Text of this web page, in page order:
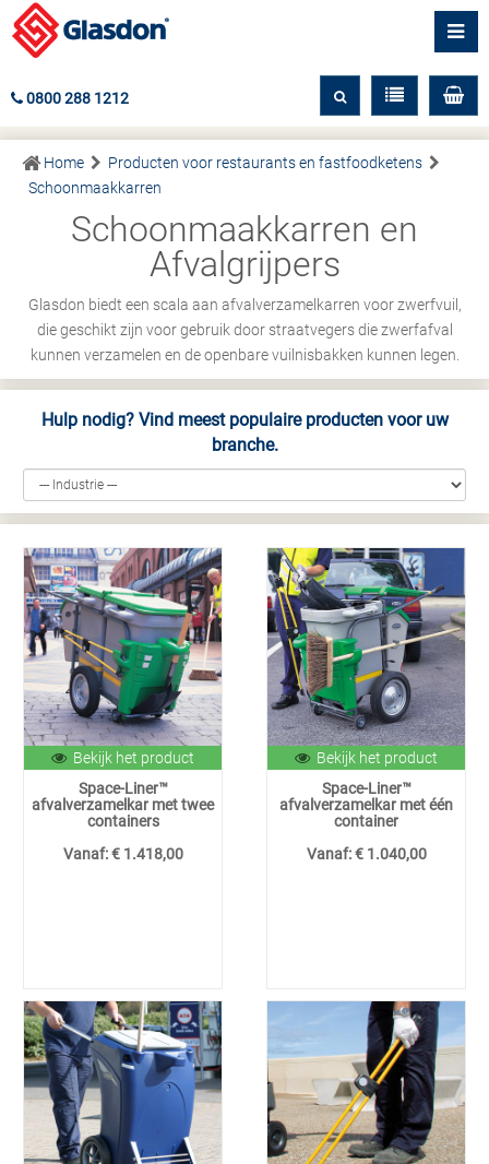
0800 288 1212
Home
Producten voor restaurants en fastfoodketens
Schoonmaakkarren
Schoonmaakkarren en
Afvalgrijpers
Glasdon biedt een scala aan afvalverzamelkarren voor zwerfvuil,
die geschikt zijn voor gebruik door straatvegers die zwerfafval
kunnen verzamelen en de openbare vuilnisbakken kunnen legen.
Hulp nodig? Vind meest populaire producten voor uw
branche.
Bekijk het product
Space-Liner™
afvalverzamelkar met twee
containers
Vanaf:€ 1.418,00
Bekijk het product
Space-Liner™
afvalverzamelkar met één
container
Vanaf:€ 1.040,00